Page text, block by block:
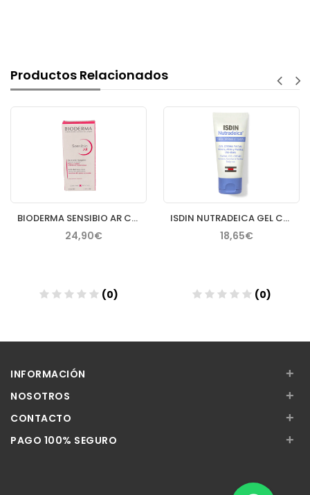
Productos Relacionados
BIODERMA SENSIBIO AR CREMA 40 ML
24,90€
(0)
ISDIN NUTRADEICA GEL CREMA FACIAL PIEL SEBORREICA 50 ML
18,65€
(0)
INFORMACIÓN +
NOSOTROS +
CONTACTO +
PAGO 100% SEGURO +